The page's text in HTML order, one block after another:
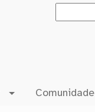
Comunidade